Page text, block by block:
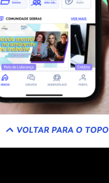
VOLTAR PARA O TOPO